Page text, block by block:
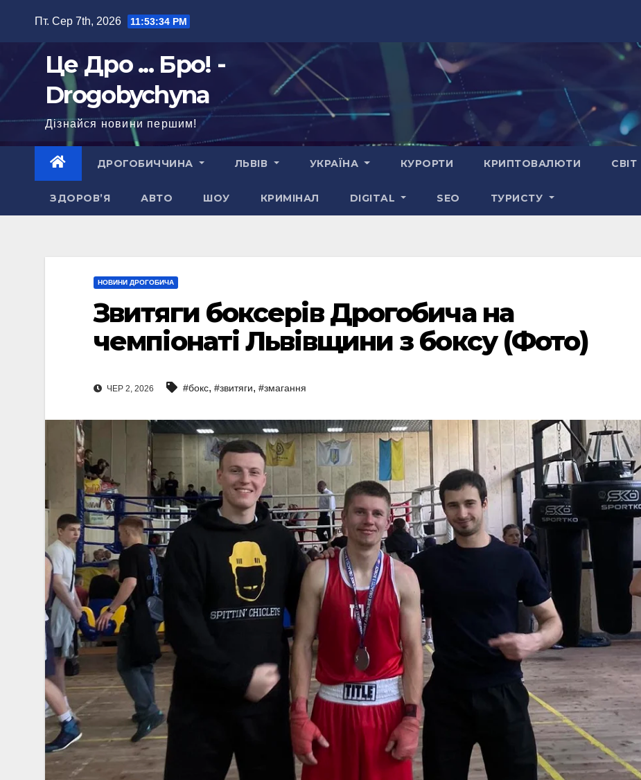
Пт. Сер 7th, 2026 11:53:36 PM
Це Дро ... Бро! -
Drogobychyna
Дізнайся новини першим!
ДРОГОБИЧЧИНА ЛЬВІВ УКРАЇНА КУРОРТИ КРИПТОВАЛЮТИ СВІТ
ЗДОРОВ’Я АВТО ШОУ КРИМІНАЛ DIGITAL SEO ТУРИСТУ
НОВИНИ ДРОГОБИЧА
Звитяги боксерів Дрогобича на
чемпіонаті Львівщини з боксу (Фото)
ЧЕР 2, 2026 #бокс, #звитяги, #змагання